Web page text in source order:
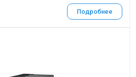
Подробнее